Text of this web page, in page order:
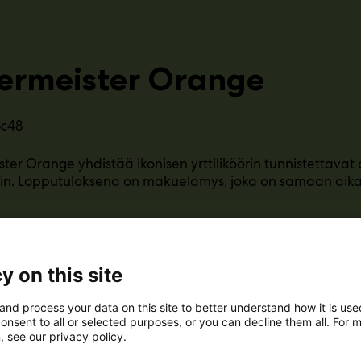
Orange
Orange yhdistää ikonisen yrttiliköörin tunnistettavat
Lopputuloksena on makuelämys, joka on samaan
Orange perustuu samaan legendaariseen
Orange-versiossa kokonaisuuteen on lisätty
aromi, joka tuo juomaan raikkaan ja hedelmäisen
on this site
process your data on this site to better understand how it is
to all or selected purposes, or you can decline them all. For
see our privacy policy.